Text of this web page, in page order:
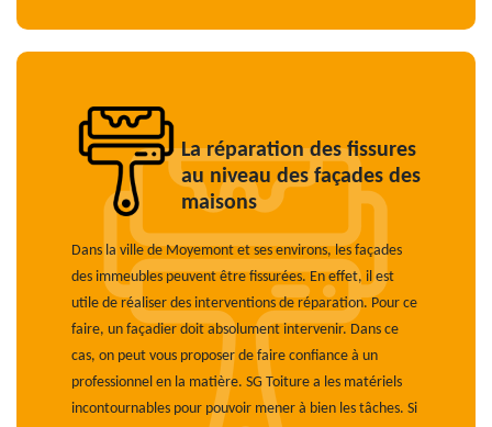
La réparation des fissures
au niveau des façades des
maisons
Dans la ville de Moyemont et ses environs, les façades
des immeubles peuvent être fissurées. En effet, il est
utile de réaliser des interventions de réparation. Pour ce
faire, un façadier doit absolument intervenir. Dans ce
cas, on peut vous proposer de faire confiance à un
professionnel en la matière. SG Toiture a les matériels
incontournables pour pouvoir mener à bien les tâches. Si